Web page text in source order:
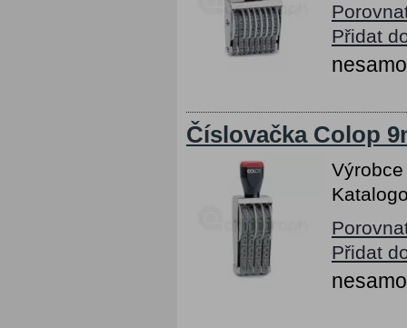
Přidat
Číslovačka Colop
Přidat